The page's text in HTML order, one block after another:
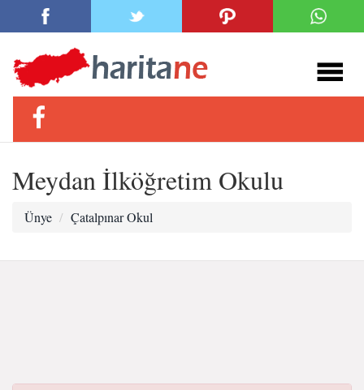
Meydan İlköğretim Okulu
Ünye Çatalpınar Okul